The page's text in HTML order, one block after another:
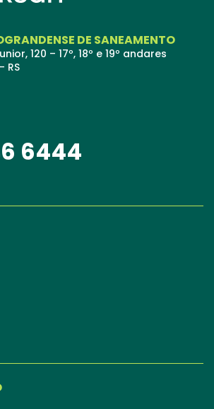
DE SANEAMENTO
120 – 17º, 18º e 19º andares
RS
6444